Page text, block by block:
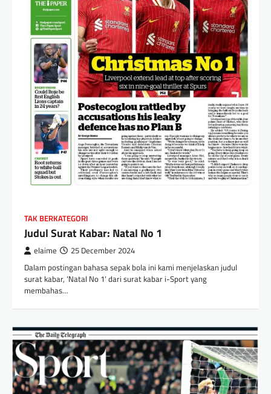
TAK BERKATEGORI
Judul Surat Kabar: Natal No 1
elaime 25 December 2024
Dalam postingan bahasa sepak bola ini kami menjelaskan judul
surat kabar, ‘Natal No 1‘ dari surat kabar i-Sport yang
membahas…